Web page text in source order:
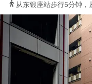
从东银座站步行5分钟，